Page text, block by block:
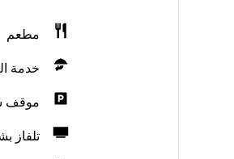
مطعم
خدمة
موقف
تلفاز